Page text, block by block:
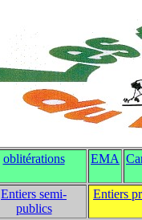
oblitérations EMA
Entiers semi-
publics
Entiers